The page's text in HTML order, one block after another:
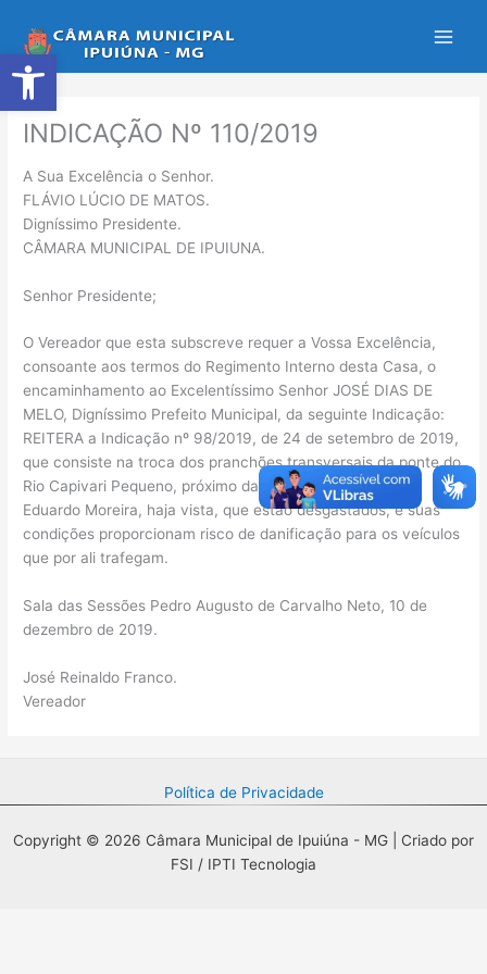
Abrir a barra de ferramentas
para
o
conteúdo
INDICAÇÃO Nº 110/2019
A Sua Excelência o Senhor.
FLÁVIO LÚCIO DE MATOS.
Digníssimo Presidente.
CÂMARA MUNICIPAL DE IPUIUNA.
Senhor Presidente;
O Vereador que esta subscreve requer a Vossa Excelência,
consoante aos termos do Regimento Interno desta Casa, o
encaminhamento ao Excelentíssimo Senhor JOSÉ DIAS DE
MELO, Digníssimo Prefeito Municipal, da seguinte Indicação:
REITERA a Indicação nº 98/2019, de 24 de setembro de 2019,
que consiste na troca dos pranchões transversais da ponte do
Rio Capivari Pequeno, próximo da propriedade do senhor
Eduardo Moreira, haja vista, que estão desgastados, e suas
condições proporcionam risco de danificação para os veículos
que por ali trafegam.
Sala das Sessões Pedro Augusto de Carvalho Neto, 10 de
dezembro de 2019.
José Reinaldo Franco.
Vereador
Política de Privacidade
Copyright © 2026 Câmara Municipal de Ipuiúna - MG | Criado por
FSI / IPTI Tecnologia